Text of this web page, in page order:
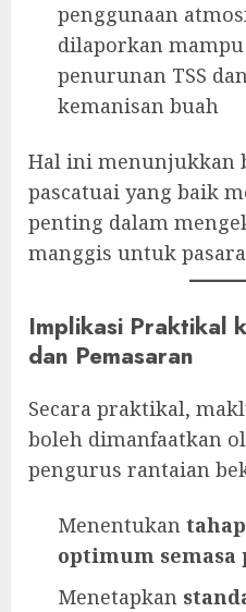
penggunaan
dilaporkan
penurunan TSS
kemanisan buah
Hal ini menunjukkan
pascatuai yang baik
penting dalam
manggis untuk
Implikasi Praktikal
dan Pemasaran
Secara praktikal,
boleh dimanfaatkan
pengurus rantaian
Menentukan
optimum semasa
Menetapkan